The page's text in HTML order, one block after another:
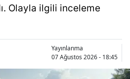
Siirt
Sinop
Olayla ilgili inceleme
Yayınlanma
07 Ağustos 2026 - 18:45